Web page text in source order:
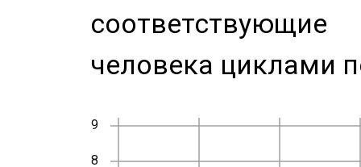
человека циклами